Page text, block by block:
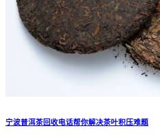
宁波普洱茶回收电话帮你解决茶叶积压难题